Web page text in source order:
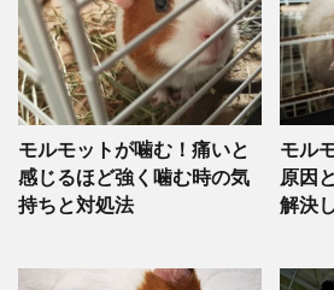
モルモットが噛む！痛いと
感じるほど強く噛む時の気
持ちと対処法
モル
原因
解決